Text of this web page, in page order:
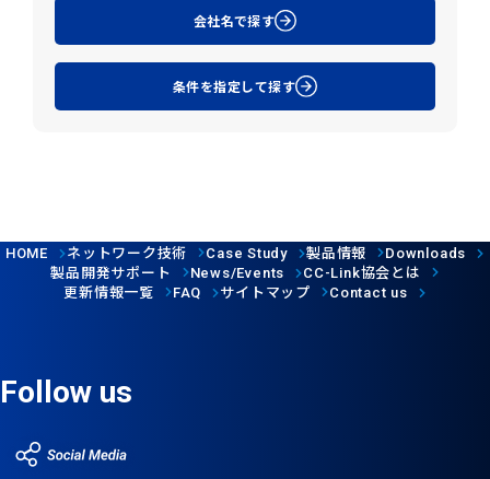
会社名で探す
条件を指定して探す
HOME ネットワーク技術 Case Study 製品情報 Downloads
製品開発サポート News/Events CC-Link協会とは
更新情報一覧
FAQ サイトマップ Contact us
Follow us